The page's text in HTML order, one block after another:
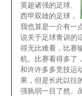
英超诸强的足球、
西甲双雄的足球，
我也算是一介有一
说关于足球青训的
得无比难看，比赛
机。比赛看得多了
和许许多多竞技运
果，但是长此以往
强孰弱一目了然。